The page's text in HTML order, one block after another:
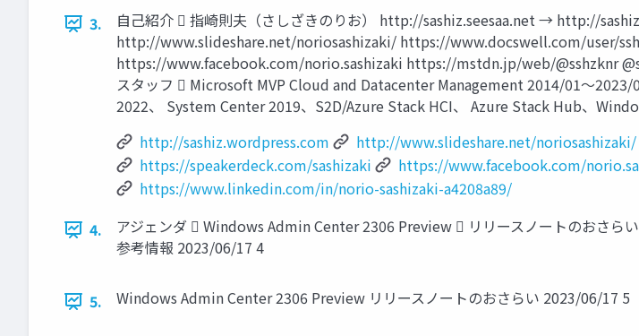
3.
自己紹介  指崎則夫（さしざきのりお） http://sashiz.seesaa.net → http://
http://www.slideshare.net/noriosashizaki/ https://www.docswell.com/user/
https://www.facebook.com/norio.sashizaki https://mstdn.jp/web/@sshzknr
スタッフ  Microsoft MVP Cloud and Datacenter Management 2014/01～
2022、 System Center 2019、S2D/Azure Stack HCI、 Azure Stack Hub、
http://sashiz.wordpress.com
http://www.slideshare.net/noriosashizaki/
https://speakerdeck.com/sashizaki
https://www.facebook.com/
https://www.linkedin.com/in/norio-sashizaki-a4208a89/
4.
アジェンダ  Windows Admin Center 2306 Preview  リリースノートのおさ
参考情報 2023/06/17 4
5. Windows Admin Center 2306 Preview リリースノートのおさらい 2023/06/17 5